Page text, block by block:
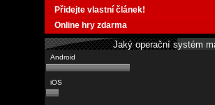
Přidejte vlastní článek!
Online hry zdarma
Jaký operační systém